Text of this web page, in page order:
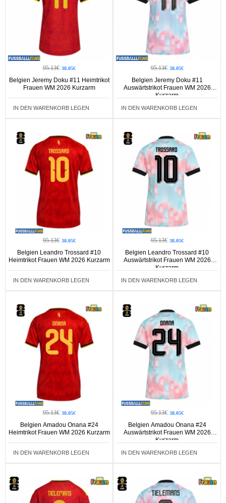
95.13€ 38.05€
Belgien Jeremy Doku #11 Heimtrikot
Frauen WM 2026 Kurzarm
IN DEN WARENKORB LEGEN
95.13€ 38.05€
Belgien Jeremy Doku #11
Auswärtstrikot Frauen WM 2026
Kurzarm
IN DEN WARENKORB LEGEN
95.13€ 38.05€
Belgien Leandro Trossard #10
Heimtrikot Frauen WM 2026 Kurzarm
IN DEN WARENKORB LEGEN
95.13€ 38.05€
Belgien Leandro Trossard #10
Auswärtstrikot Frauen WM 2026
Kurzarm
IN DEN WARENKORB LEGEN
95.13€ 38.05€
Belgien Amadou Onana #24
Heimtrikot Frauen WM 2026 Kurzarm
IN DEN WARENKORB LEGEN
95.13€ 38.05€
Belgien Amadou Onana #24
Auswärtstrikot Frauen WM 2026
Kurzarm
IN DEN WARENKORB LEGEN